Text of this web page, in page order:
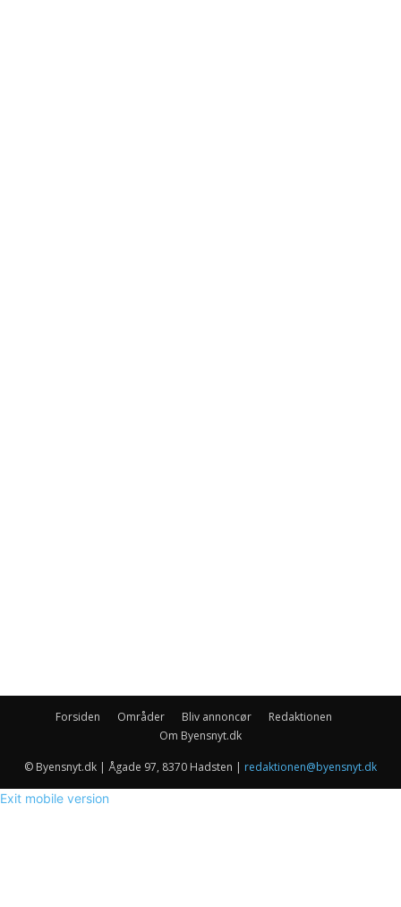
Forsiden Områder Bliv annoncør
Redaktionen
Om Byensnyt.dk
© Byensnyt.dk | Ågade 97, 8370 Hadsten | redaktionen@byensnyt.dk
Exit mobile version